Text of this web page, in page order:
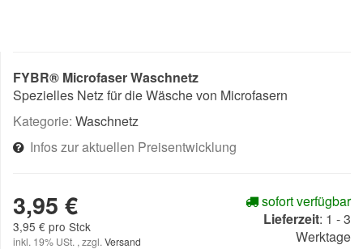
FYBR® Microfaser Waschnetz
Spezielles Netz für die Wäsche von Microfasern
Kategorie: Waschnetz
Infos zur aktuellen Preisentwicklung
3,95 €
3,95 € pro Stck
inkl. 19% USt. , zzgl. Versand
sofort verfügbar
Lieferzeit: 1 - 3
Werktage